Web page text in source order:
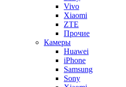
Vivo
Xiaomi
ZTE
Прочие
Камеры
Huawei
iPhone
Samsung
Sony